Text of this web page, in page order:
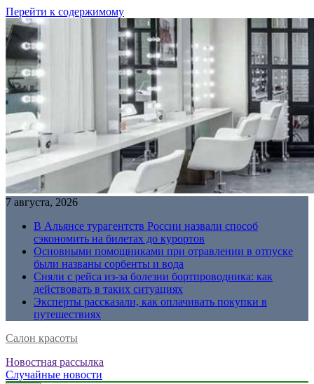
Перейти к содержимому
7 августа, 2026
В Альянсе турагентств России назвали способ
сэкономить на билетах до курортов
Основными помощниками при отравлении в отпуске
были названы сорбенты и вода
Сняли с рейса из-за болезни бортпроводника: как
действовать в таких ситуациях
Эксперты рассказали, как оплачивать покупки в
путешествиях
Салон красоты
Новостная рассылка
Случайные новости